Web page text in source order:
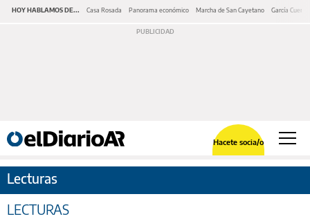
HOY HABLAMOS DE... Casa Rosada Panorama económico Marcha de San Cayetano García Cuerva
Hacete socia/o
Lecturas
LECTURAS